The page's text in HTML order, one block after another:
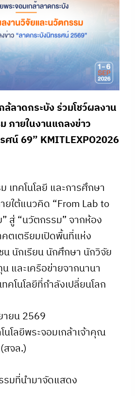
ลาดกระบัง ร่วมโชว์ผลงาน
ภายในงานแถลงข่าว
ศน์ 69” KMITLEXPO2026
เทคโนโลยี และการศึกษา
ยใต้แนวคิด “From Lab to
” สู่ “นวัตกรรม” จากห้อง
ตเตรียมเปิดพื้นที่แห่ง
น นักเรียน นักศึกษา นักวิจัย
และเครือข่ายจากนานา
คโนโลยีที่กำลังเปลี่ยนโลก
ยน 2569
โลยีพระจอมเกล้าเจ้าคุณ
สจล.)
มที่นำมาจัดแสดง